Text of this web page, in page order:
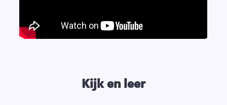
Kijk en leer